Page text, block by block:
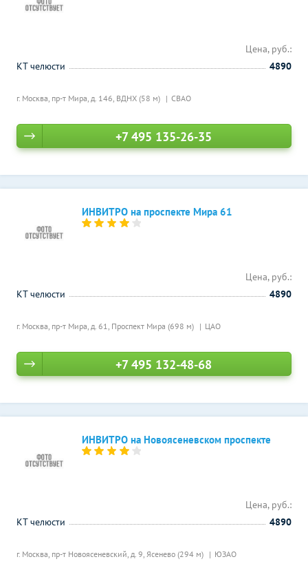
г. Москва, пр-т Мира, д. 146, ВДНХ (58 м) СВАО
Цена, руб.:
КТ челюсти
4890
+7 495 135-26-35
ИНВИТРО на проспекте Мира 61
г. Москва, пр-т Мира, д. 61, Проспект Мира (698 м) ЦАО
Цена, руб.:
КТ челюсти
4890
+7 495 132-48-68
ИНВИТРО на Новоясеневском проспекте
г. Москва, пр-т Новоясеневский, д. 9, Ясенево (294 м) ЮЗАО
Цена, руб.:
КТ челюсти
4890